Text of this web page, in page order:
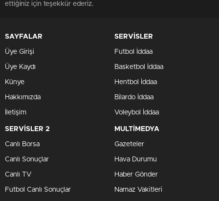
ettiğiniz için teşekkür ederiz.
SAYFALAR
Üye Girişi
Üye Kaydı
Künye
Hakkımızda
İletişim
SERVİSLER
Futbol İddaa
Basketbol İddaa
Hentbol İddaa
Bilardo İddaa
Voleybol İddaa
SERVİSLER 2
Canlı Borsa
Canlı Sonuçlar
Canlı TV
Futbol Canlı Sonuçlar
MULTİMEDYA
Gazeteler
Hava Durumu
Haber Gönder
Namaz Vakitleri